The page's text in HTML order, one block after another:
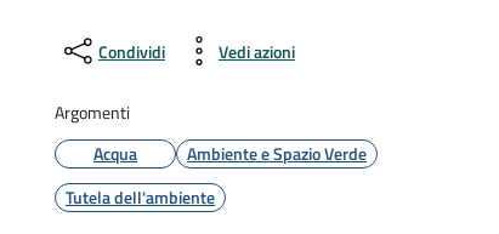
Condividi Vedi azioni
Argomenti
Acqua
Ambiente e Spazio Verde
Tutela dell'ambiente